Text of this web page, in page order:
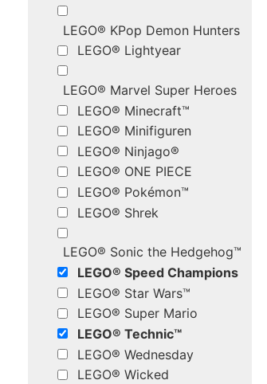
LEGO® KPop Demon Hunters
LEGO® Lightyear
LEGO® Marvel Super Heroes
LEGO® Minecraft™
LEGO® Minifiguren
LEGO® Ninjago®
LEGO® ONE PIECE
LEGO® Pokémon™
LEGO® Shrek
LEGO® Sonic the Hedgehog™
LEGO® Speed Champions
LEGO® Star Wars™
LEGO® Super Mario
LEGO® Technic™
LEGO® Wednesday
LEGO® Wicked